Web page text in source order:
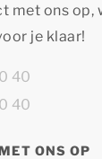
met ons op,
je klaar!
40
40
ONS OP